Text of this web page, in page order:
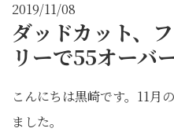
2019/11/08
ダッドカット、
リーで55オーバ
こんにちは黒崎です。11月
ました。